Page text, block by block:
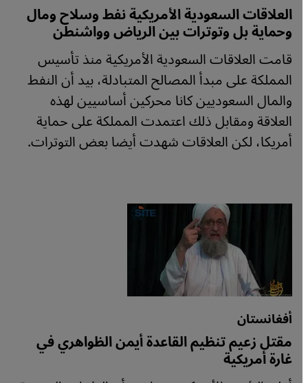
العلاقات السعودية الأمريكية نفط وسلاح ومال
وحماية بل وتوترات بين الرياض وواشنطن
قامت العلاقات السعودية الأمريكية منذ تأسيس
المملكة على مبدأ المصالح المتبادلة، بيد أن النفط
والمال السعوديين كانا محركين أساسيين لهذه
العلاقة ومقابل ذلك اعتمدت المملكة على حماية
أمريكا، لكن العلاقات شهدت أيضا بعض التوترات.
أفغانستان
مقتل زعيم تنظيم القاعدة أيمن الظواهري في
غارة أمريكية